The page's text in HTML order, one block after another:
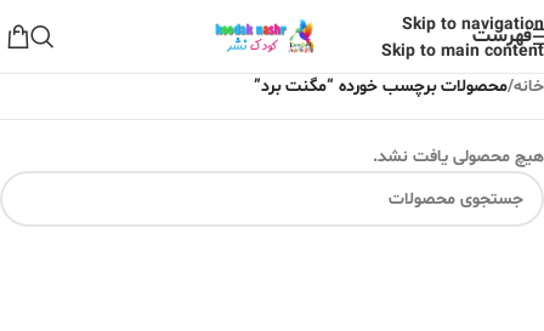
Skip to navigation
Skip to main content
فهرست
خانه/محصولات برچسب خورده “مگنت برد”
هیچ محصولی یافت نشد.